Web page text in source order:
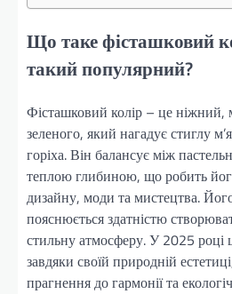
Що таке фісташковий
такий популярний?
Фісташковий колір – це ніжний,
зеленого, який нагадує стиглу
горіха. Він балансує між
теплою глибиною, що робить
дизайну, моди та мистецтва.
пояснюється здатністю
стильну атмосферу. У 2025 році
завдяки своїй природній
прагнення до гармонії та